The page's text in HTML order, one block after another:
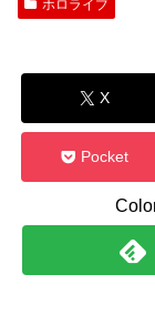
ホロライブ
X
Pocket